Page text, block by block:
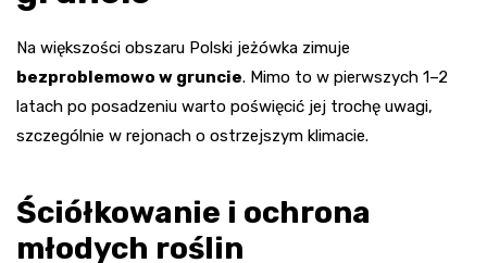
Na większości obszaru Polski jeżówka zimuje
bezproblemowo w gruncie. Mimo to w pierwszych 1–2
latach po posadzeniu warto poświęcić jej trochę uwagi,
szczególnie w rejonach o ostrzejszym klimacie.
Ściółkowanie i ochrona
młodych roślin